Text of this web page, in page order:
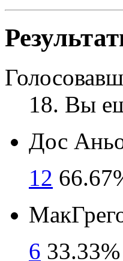
18. Вы
Дос
12
6 33.33%